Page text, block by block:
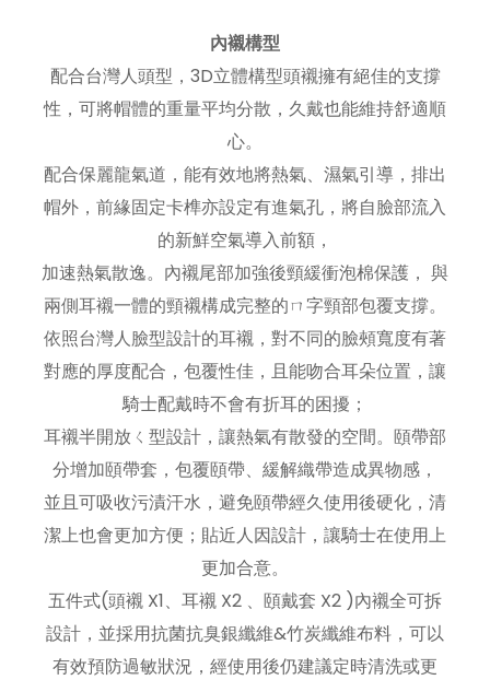
內襯構型
配合台灣人頭型，3D立體構型頭襯擁有絕佳的支撐
性，可將帽體的重量平均分散，久戴也能維持舒適順
心。
配合保麗龍氣道，能有效地將熱氣、濕氣引導，排出
帽外，前緣固定卡榫亦設定有進氣孔，將自臉部流入
的新鮮空氣導入前額，
加速熱氣散逸。內襯尾部加強後頸緩衝泡棉保護， 與
兩側耳襯一體的頸襯構成完整的ㄇ字頸部包覆支撐。
依照台灣人臉型設計的耳襯，對不同的臉頰寬度有著
對應的厚度配合，包覆性佳，且能吻合耳朵位置，讓
騎士配戴時不會有折耳的困擾；
耳襯半開放ㄑ型設計，讓熱氣有散發的空間。頤帶部
分增加頤帶套，包覆頤帶、緩解織帶造成異物感，
並且可吸收污漬汗水，避免頤帶經久使用後硬化，清
潔上也會更加方便；貼近人因設計，讓騎士在使用上
更加合意。
五件式(頭襯 X1、耳襯 X2 、頤戴套 X2 )內襯全可拆
設計，並採用抗菌抗臭銀纖維&竹炭纖維布料，可以
有效預防過敏狀況，經使用後仍建議定時清洗或更